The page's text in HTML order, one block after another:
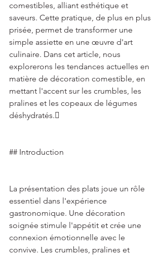
comestibles, alliant esthétique et
saveurs. Cette pratique, de plus en plus
prisée, permet de transformer une
simple assiette en une œuvre d'art
culinaire. Dans cet article, nous
explorerons les tendances actuelles en
matière de décoration comestible, en
mettant l'accent sur les crumbles, les
pralines et les copeaux de légumes
déshydratés.
## Introduction
La présentation des plats joue un rôle
essentiel dans l'expérience
gastronomique. Une décoration
soignée stimule l'appétit et crée une
connexion émotionnelle avec le
convive. Les crumbles, pralines et